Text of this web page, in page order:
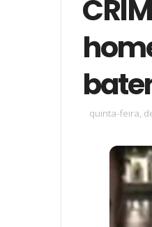
quinta-feira,